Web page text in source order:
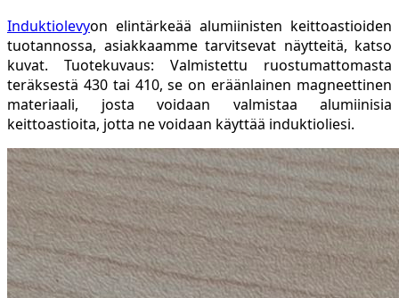
Induktiolevyon elintärkeää alumiinisten keittoastioiden
tuotannossa, asiakkaamme tarvitsevat näytteitä, katso
kuvat. Tuotekuvaus: Valmistettu ruostumattomasta
teräksestä 430 tai 410, se on eräänlainen magneettinen
materiaali, josta voidaan valmistaa alumiinisia
keittoastioita, jotta ne voidaan käyttää induktioliesi.